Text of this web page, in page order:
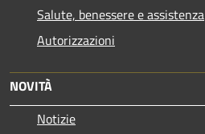
Salute, benessere e assistenza
Autorizzazioni
NOVITÀ
Notizie